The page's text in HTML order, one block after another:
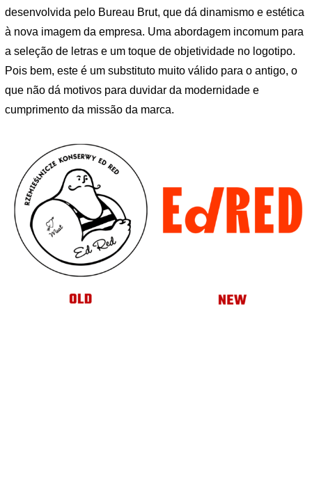
desenvolvida pelo Bureau Brut, que dá dinamismo e estética
à nova imagem da empresa. Uma abordagem incomum para
a seleção de letras e um toque de objetividade no logotipo.
Pois bem, este é um substituto muito válido para o antigo, o
que não dá motivos para duvidar da modernidade e
cumprimento da missão da marca.